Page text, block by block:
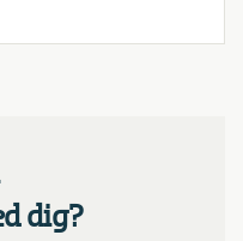
dig?